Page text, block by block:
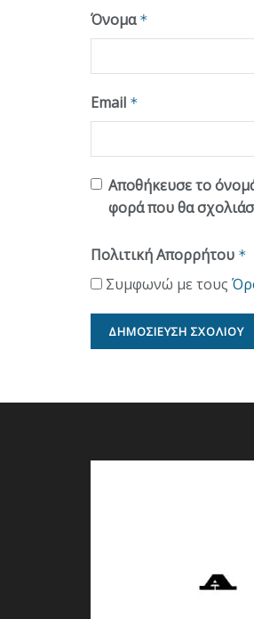
Όνομα *
Email *
Αποθήκευσε το
φορά που θα
Πολιτική Απορρήτου *
Συμφωνώ με τους